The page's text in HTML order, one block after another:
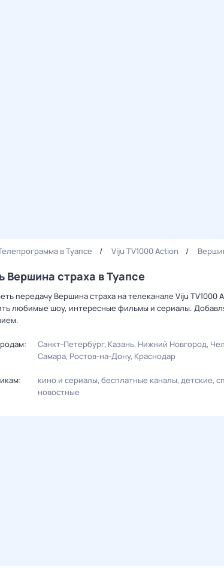
в Туапсе Viju TV1000 Action
Вершина страха в Туапсе
передачу Вершина страха на телеканале Viju
любимые шоу, интересные фильмы и сериалы.
Санкт-Петербург Казань Нижний Новгород
Самара Ростов-на-Дону Краснодар
кино и сериалы бесплатные каналы детские
новостные